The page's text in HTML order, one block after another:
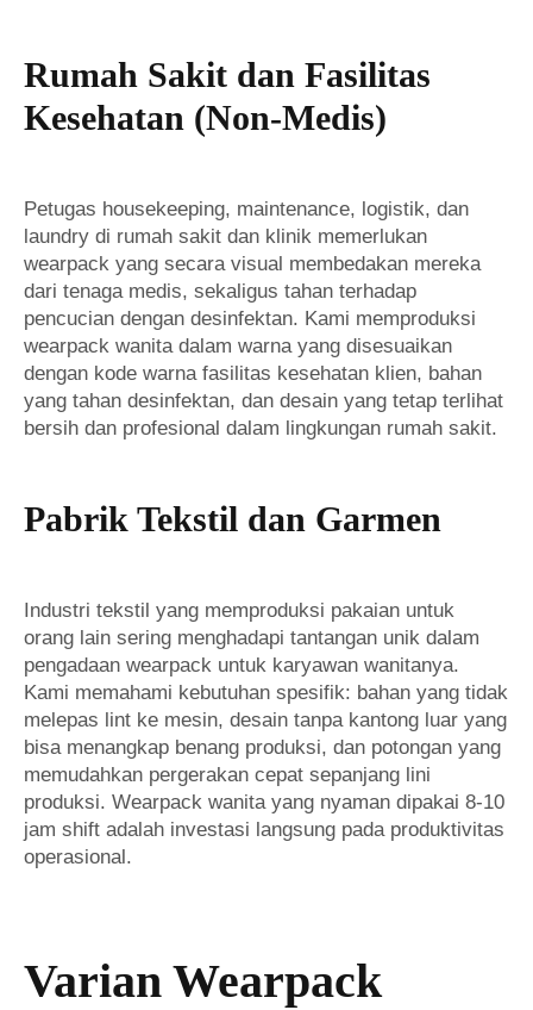
Rumah Sakit dan Fasilitas
Kesehatan (Non-Medis)
Petugas housekeeping, maintenance, logistik, dan
laundry di rumah sakit dan klinik memerlukan
wearpack yang secara visual membedakan mereka
dari tenaga medis, sekaligus tahan terhadap
pencucian dengan desinfektan. Kami memproduksi
wearpack wanita dalam warna yang disesuaikan
dengan kode warna fasilitas kesehatan klien, bahan
yang tahan desinfektan, dan desain yang tetap terlihat
bersih dan profesional dalam lingkungan rumah sakit.
Pabrik Tekstil dan Garmen
Industri tekstil yang memproduksi pakaian untuk
orang lain sering menghadapi tantangan unik dalam
pengadaan wearpack untuk karyawan wanitanya.
Kami memahami kebutuhan spesifik: bahan yang tidak
melepas lint ke mesin, desain tanpa kantong luar yang
bisa menangkap benang produksi, dan potongan yang
memudahkan pergerakan cepat sepanjang lini
produksi. Wearpack wanita yang nyaman dipakai 8-10
jam shift adalah investasi langsung pada produktivitas
operasional.
Varian Wearpack